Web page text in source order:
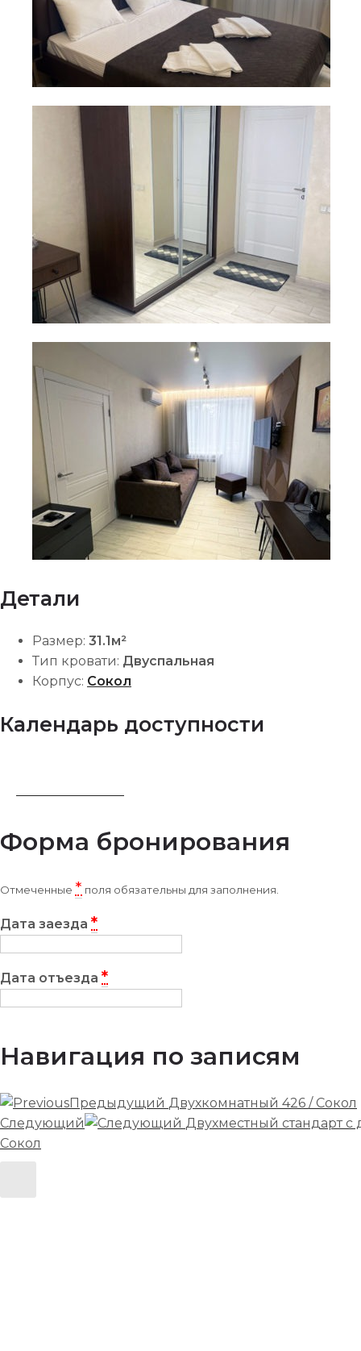
Детали
Размер: 31.1м²
Тип кровати: Двуспальная
Корпус: Сокол
Календарь доступности
Форма бронирования
Отмеченные * поля обязательны для заполнения.
Дата заезда *
Дата отъезда *
Навигация по записям
Предыдущий Двухкомнатный 426 / Сокол
Следующий
Двухместный стандарт с
Сокол